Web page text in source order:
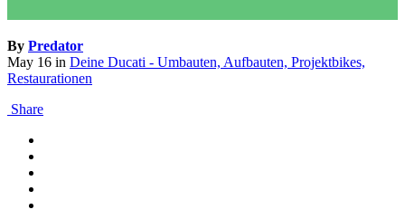
By Predator
May 16 in Deine Ducati - Umbauten, Aufbauten, Projektbikes,
Restaurationen
Share